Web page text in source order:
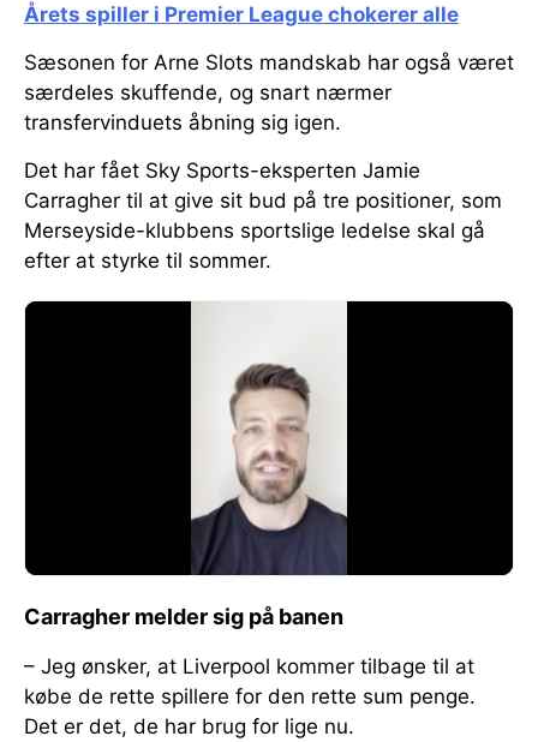
Årets spiller i Premier League chokerer alle
Sæsonen for Arne Slots mandskab har også været
særdeles skuffende, og snart nærmer
transfervinduets åbning sig igen.
Det har fået Sky Sports-eksperten Jamie
Carragher til at give sit bud på tre positioner, som
Merseyside-klubbens sportslige ledelse skal gå
efter at styrke til sommer.
Carragher melder sig på banen
– Jeg ønsker, at Liverpool kommer tilbage til at
købe de rette spillere for den rette sum penge.
Det er det, de har brug for lige nu.